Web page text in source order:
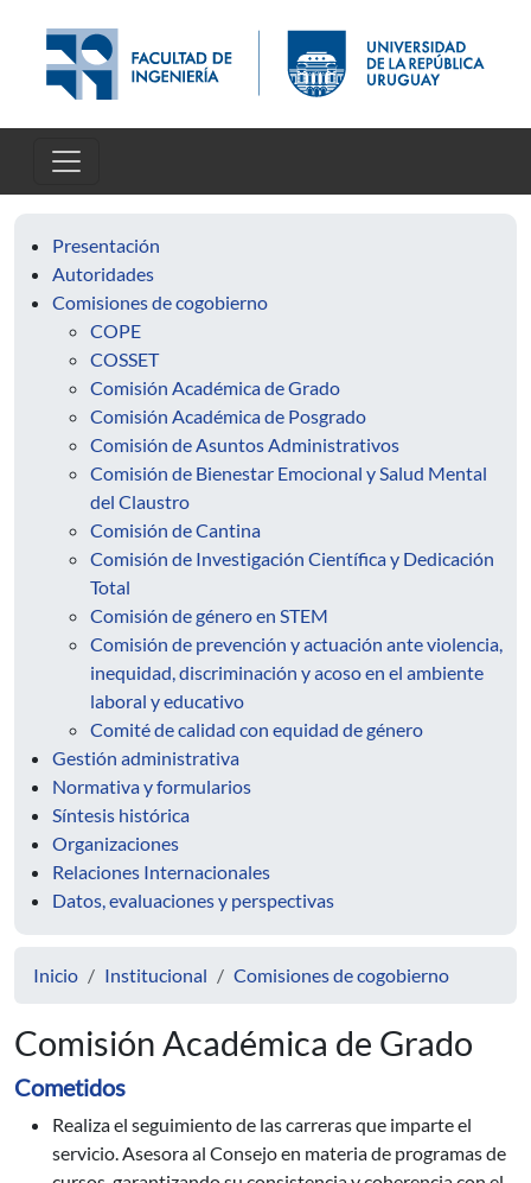
Presentación
Autoridades
Comisiones de cogobierno
COPE
COSSET
Comisión Académica de Grado
Comisión Académica de Posgrado
Comisión de Asuntos Administrativos
Comisión de Bienestar Emocional y Salud Mental
del Claustro
Comisión de Cantina
Comisión de Investigación Científica y Dedicación
Total
Comisión de género en STEM
Comisión de prevención y actuación ante violencia,
inequidad, discriminación y acoso en el ambiente
laboral y educativo
Comité de calidad con equidad de género
Gestión administrativa
Normativa y formularios
Síntesis histórica
Organizaciones
Relaciones Internacionales
Datos, evaluaciones y perspectivas
Inicio Institucional Comisiones de cogobierno
Comisión Académica de Grado
Cometidos
Realiza el seguimiento de las carreras que imparte el
servicio. Asesora al Consejo en materia de programas de